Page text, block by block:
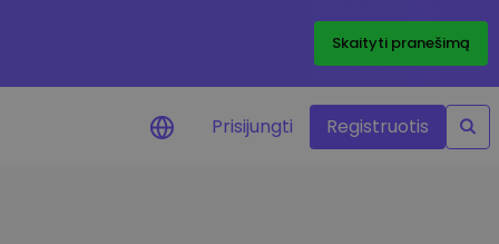
Skaityti pranešimą
Prisijungti Registruotis